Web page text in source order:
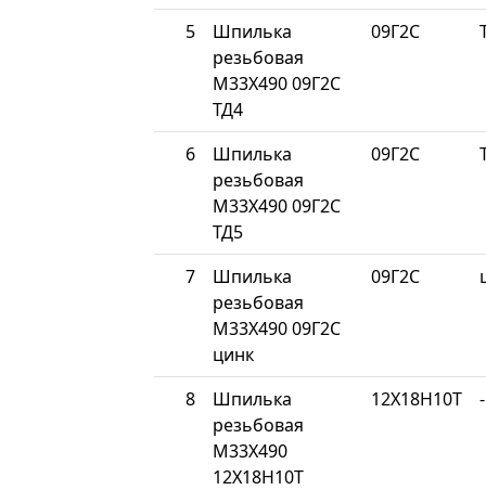
5
Шпилька
резьбовая
М33Х490 09Г2С
ТД4
09Г2С
6
Шпилька
резьбовая
М33Х490 09Г2С
ТД5
09Г2С
7
Шпилька
резьбовая
М33Х490 09Г2С
цинк
09Г2С
8
Шпилька
резьбовая
М33Х490
12Х18Н10Т
12Х18Н10Т -